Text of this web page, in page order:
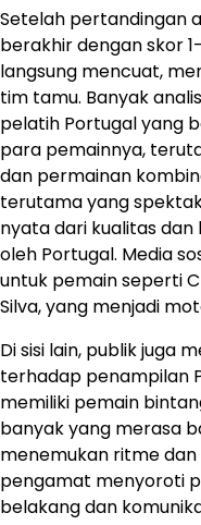
Setelah pertandingan
berakhir dengan skor
langsung mencuat,
tim tamu. Banyak
pelatih Portugal yang
para pemainnya,
dan permainan
terutama yang
nyata dari kualitas dan
oleh Portugal. Media
untuk pemain seperti
Silva, yang menjadi
Di sisi lain, publik juga
terhadap penampilan
memiliki pemain
banyak yang merasa
menemukan ritme
pengamat menyoroti
belakang dan